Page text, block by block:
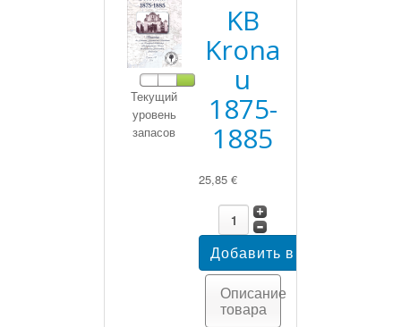
Текущий
уровень
запасов
KB
Krona
u
1875-
1885
25,85 €
Описание
товара